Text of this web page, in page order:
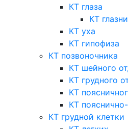
КТ глаза
КТ
КТ уха
КТ гипофиза
КТ позвоночника
КТ шейного
КТ грудного
КТ
КТ
КТ грудной клетки